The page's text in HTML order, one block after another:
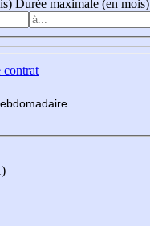
Durée maximale (en mois)
madaire